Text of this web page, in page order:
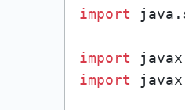
import
import
import